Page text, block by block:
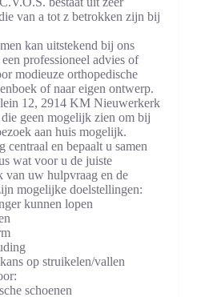
van a tot z betrokken zijn bij
kan uitstekend bij ons
professioneel advies of
modieuze orthopedische
of naar eigen ontwerp.
12, 2914 KM Nieuwerkerk
geen mogelijk zien om bij
aan huis mogelijk.
en bepaalt u samen
wat voor u de juiste
uw hulpvraag en de
mogelijke doelstellingen:
kunnen lopen
op struikelen/vallen
schoenen